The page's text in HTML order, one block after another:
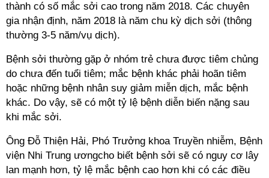
thành có số mắc sởi cao trong năm 2018. Các chuyên
gia nhận định, năm 2018 là năm chu kỳ dịch sởi (thông
thường 3-5 năm/vụ dịch).
Bệnh sởi thường gặp ở nhóm trẻ chưa được tiêm chủng
do chưa đến tuổi tiêm; mắc bệnh khác phải hoãn tiêm
hoặc những bệnh nhân suy giảm miễn dịch, mắc bệnh
khác. Do vậy, sẽ có một tỷ lệ bệnh diễn biến nặng sau
khi mắc sởi.
Ông Đỗ Thiện Hải, Phó Trưởng khoa Truyền nhiễm, Bệnh
viện Nhi Trung ươngcho biết bệnh sởi sẽ có nguy cơ lây
lan mạnh hơn, tỷ lệ mắc bệnh cao hơn khi có các điều